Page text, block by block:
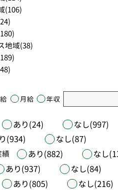
(106)
地域(38)
月給 年収
あり(24) なし(997)
(934) なし(87)
績 あり(882) なし
あり(937) なし(84)
あり(805) なし(216)